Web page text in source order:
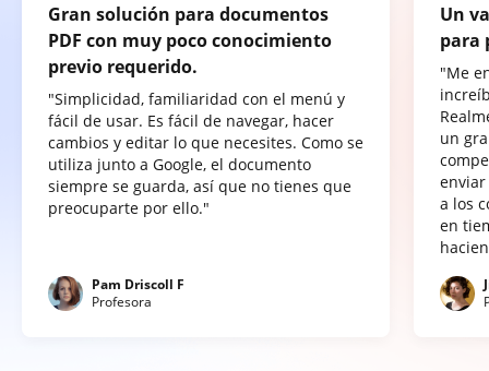
Gran solución para documentos
PDF con muy poco conocimiento
previo requerido.
"Simplicidad, familiaridad con el menú y
fácil de usar. Es fácil de navegar, hacer
cambios y editar lo que necesites. Como se
utiliza junto a Google, el documento
siempre se guarda, así que no tienes que
preocuparte por ello."
Pam Driscoll F
Profesora
Un
para
"Me
un
a los
en